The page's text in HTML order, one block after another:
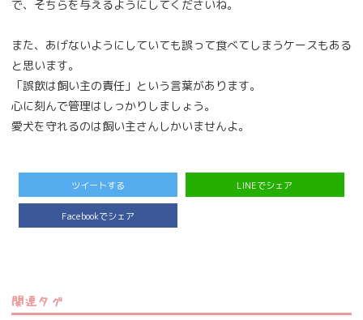
で、そちらを与えるようにしてくださいね。
また、あげないようにしていても誤って食べてしまうケースもある
と思います。
「誤飲は飼い主の責任」という言葉があります。
心に刻んで管理はしっかりしましょう。
愛犬を守れるのは飼い主さんしかいませんよ。
ツイートする LINEでシェア
Facebookでシェア
関連タグ